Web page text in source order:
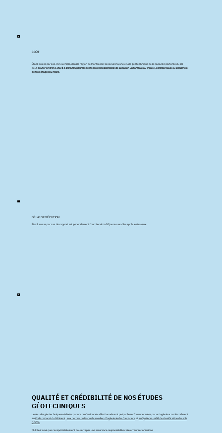
COÛT
Établi au cas par cas. Par exemple, dans la région de Montréal et ses environs, une étude géotechnique de la capacité portante du sol
peutcoûter environ 5 000 $ à 10 000 $ pour les petits projets résidentiels (de la maison unifamiliale au triplex), commerciaux ou industriels
de trois étages ou moins.
DÉLAI D'EXÉCUTION
Établi au cas par cas. Un rapport est généralement fourni environ 30 jours ouvrables après les travaux.
QUALITÉ ET CRÉDIBILITÉ DE NOS ÉTUDES
GÉOTECHNIQUES
Les études géotechniques réalisées par nos professionnels sélectionnés sont préparées et/ou supervisées par un ingénieur conformément
auCode national du bâtiment, aux normes du Manuel canadien d'ingénierie des fondationsetau Système unifié de classification des sols
(USCS).
Multitest ainsi que ces spécialistes sont couverts par une assurance responsabilité civile erreurs et omissions.